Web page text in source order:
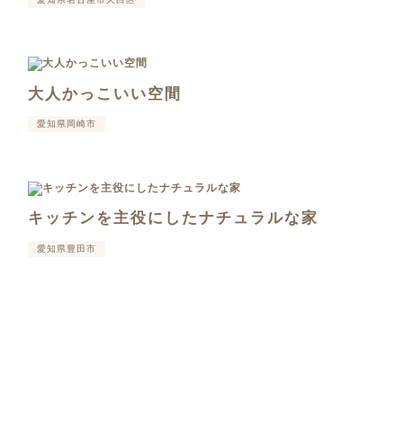
大人かっこいい空間
愛知県岡崎市
キッチンを主役にしたナチュラルな家
愛知県豊田市